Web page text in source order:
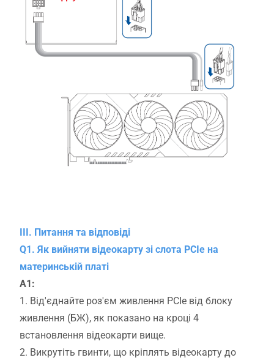
III. Питання та відповіді
Q1. Як вийняти відеокарту зі слота PCIe на
материнській платі
A1:
1. Від'єднайте роз'єм живлення PCIe від блоку
живлення (БЖ), як показано на кроці 4
встановлення відеокарти вище.
2. Викрутіть гвинти, що кріплять відеокарту до